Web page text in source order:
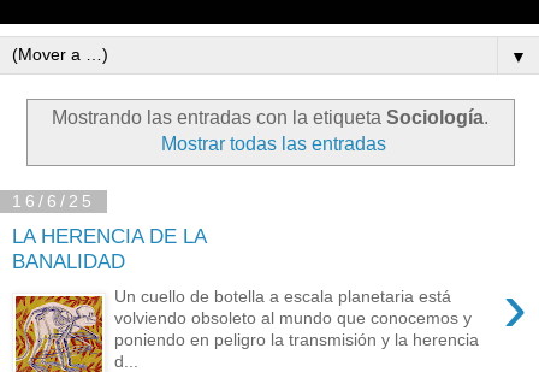
▼
Mostrando las entradas con la etiqueta Sociología.
Mostrar todas las entradas
16/6/25
LA HERENCIA DE LA
BANALIDAD
›
Un cuello de botella a escala planetaria está
volviendo obsoleto al mundo que conocemos y
poniendo en peligro la transmisión y la herencia
d...